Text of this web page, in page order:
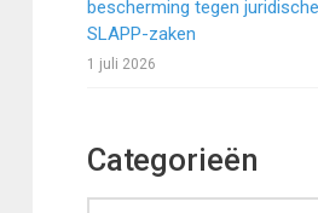
bescherming tegen
SLAPP-zaken
1 juli 2026
Categorieën